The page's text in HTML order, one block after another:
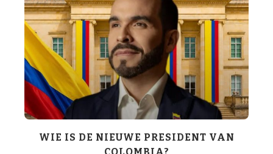
WIE IS DE NIEUWE PRESIDENT VAN